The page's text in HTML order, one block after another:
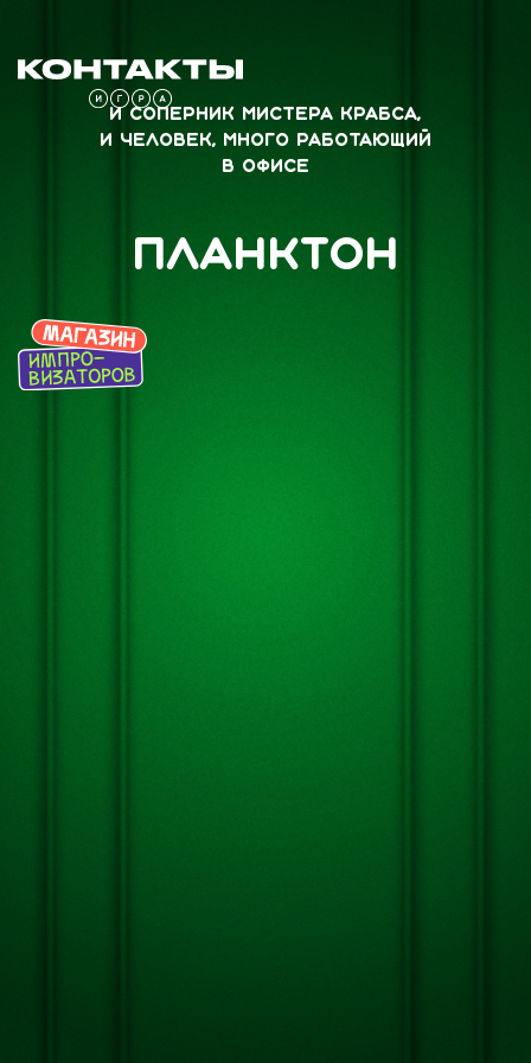
И Соперник мистера Крабса,
и человек, много работающий
в офисе
Планктон